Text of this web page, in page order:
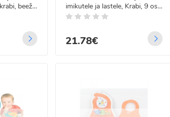
Jääpurikad paksu
FLASH 11m
beež,
imikutele ja lastele, Krabi, 9 osa,
sinine
21.78€